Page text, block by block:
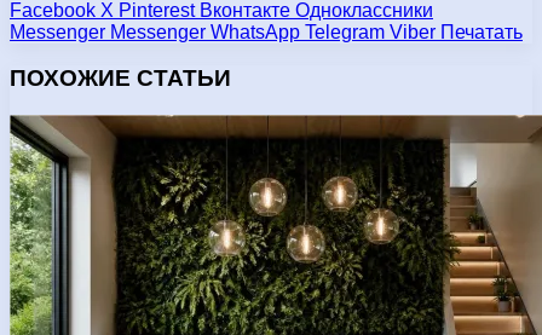
Facebook X Pinterest Вконтакте Одноклассники
Messenger Messenger WhatsApp Telegram Viber Печатать
ПОХОЖИЕ СТАТЬИ